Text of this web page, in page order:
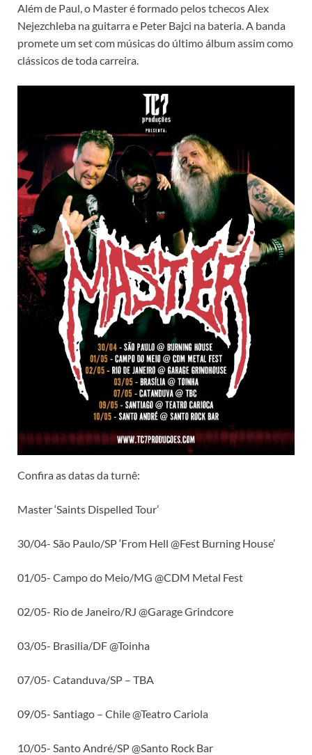
Além de Paul, o Master é formado pelos tchecos Alex
Nejezchleba na guitarra e Peter Bajci na bateria. A banda
promete um set com músicas do último álbum assim como
clássicos de toda carreira.
Confira as datas da turnê:
Master ‘Saints Dispelled Tour’
30/04- São Paulo/SP ‘From Hell @Fest Burning House’
01/05- Campo do Meio/MG @CDM Metal Fest
02/05- Rio de Janeiro/RJ @Garage Grindcore
03/05- Brasilia/DF @Toinha
07/05- Catanduva/SP – TBA
09/05- Santiago – Chile @Teatro Cariola
10/05- Santo André/SP @Santo Rock Bar